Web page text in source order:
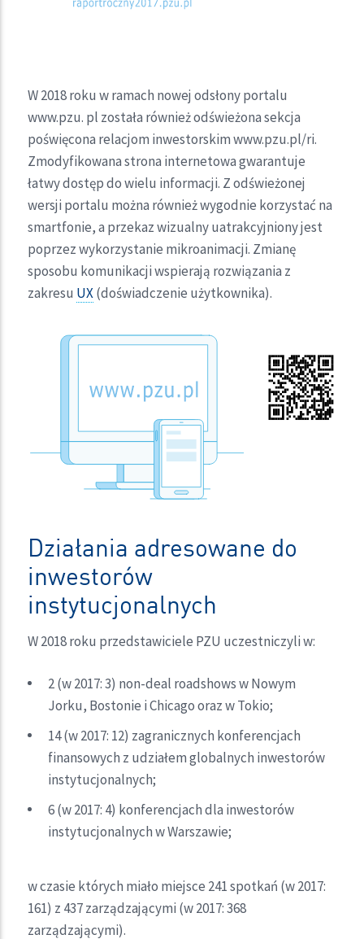
W 2018 roku w ramach nowej odsłony portalu
www.pzu. pl została również odświeżona sekcja
poświęcona relacjom inwestorskim www.pzu.pl/ri.
Zmodyfikowana strona internetowa gwarantuje
łatwy dostęp do wielu informacji. Z odświeżonej
wersji portalu można również wygodnie korzystać na
smartfonie, a przekaz wizualny uatrakcyjniony jest
poprzez wykorzystanie mikroanimacji. Zmianę
sposobu komunikacji wspierają rozwiązania z
zakresu UX(doświadczenie użytkownika).
Działania adresowane do
inwestorów
instytucjonalnych
W 2018 roku przedstawiciele PZU uczestniczyli w:
2 (w 2017: 3) non-deal roadshows w Nowym
Jorku, Bostonie i Chicago oraz w Tokio;
14 (w 2017: 12) zagranicznych konferencjach
finansowych z udziałem globalnych inwestorów
instytucjonalnych;
6 (w 2017: 4) konferencjach dla inwestorów
instytucjonalnych w Warszawie;
w czasie których miało miejsce 241 spotkań (w 2017:
161) z 437 zarządzającymi (w 2017: 368
zarządzającymi).